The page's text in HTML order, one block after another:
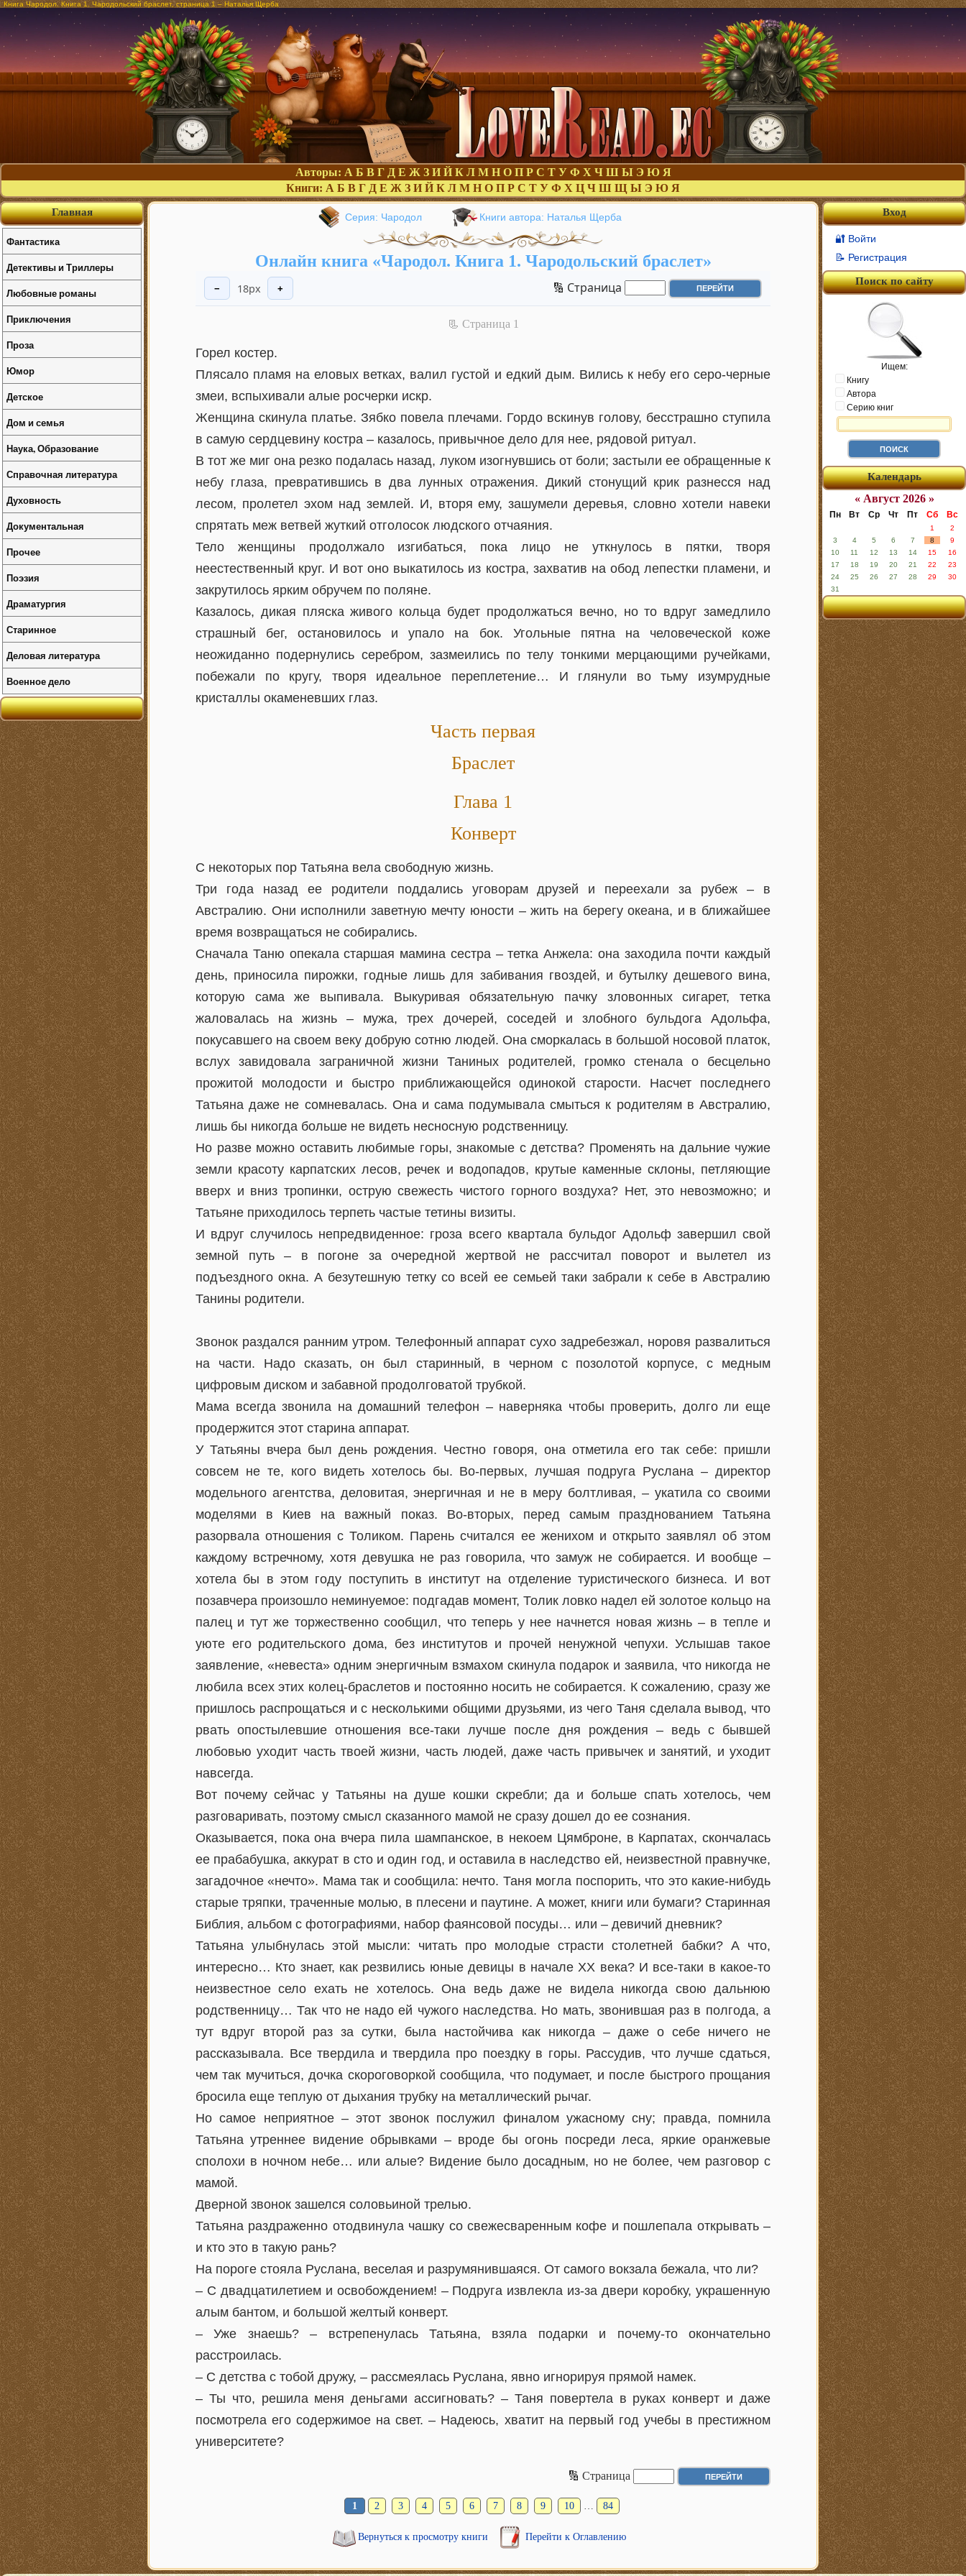
Книга Чародол. Книга 1. Чародольский браслет, страница 1 – Наталья Щерба
Авторы: А Б В Г Д Е Ж З И Й К Л М Н О П Р С Т У Ф Х Ч Ш Ы Э Ю Я
Книги: А Б В Г Д Е Ж З И Й К Л М Н О П Р С Т У Ф Х Ц Ч Ш Щ Ы Э Ю Я
Серия: Чародол Книги автора: Наталья Щерба
Онлайн книга «Чародол. Книга 1. Чародольский браслет»
− 18px + 🔢 Страница
📃 Cтраница 1
Горел костер.
Плясало пламя на еловых ветках, валил густой и едкий дым. Вились к небу его серо-черные
змеи, вспыхивали алые росчерки искр.
Женщина скинула платье. Зябко повела плечами. Гордо вскинув голову, бесстрашно ступила
в самую сердцевину костра – казалось, привычное дело для нее, рядовой ритуал.
В тот же миг она резко подалась назад, луком изогнувшись от боли; застыли ее обращенные к
небу глаза, превратившись в два лунных отражения. Дикий стонущий крик разнесся над
лесом, пролетел эхом над землей. И, вторя ему, зашумели деревья, словно хотели навеки
спрятать меж ветвей жуткий отголосок людского отчаяния.
Тело женщины продолжало изгибаться, пока лицо не уткнулось в пятки, творя
неестественный круг. И вот оно выкатилось из костра, захватив на обод лепестки пламени, и
закрутилось ярким обручем по поляне.
Казалось, дикая пляска живого кольца будет продолжаться вечно, но то вдруг замедлило
страшный бег, остановилось и упало на бок. Угольные пятна на человеческой коже
неожиданно подернулись серебром, зазмеились по телу тонкими мерцающими ручейками,
побежали по кругу, творя идеальное переплетение… И глянули во тьму изумрудные
кристаллы окаменевших глаз.
Часть первая
Браслет
Глава 1
Конверт
С некоторых пор Татьяна вела свободную жизнь.
Три года назад ее родители поддались уговорам друзей и переехали за рубеж – в
Австралию. Они исполнили заветную мечту юности – жить на берегу океана, и в ближайшее
время возвращаться не собирались.
Сначала Таню опекала старшая мамина сестра – тетка Анжела: она заходила почти каждый
день, приносила пирожки, годные лишь для забивания гвоздей, и бутылку дешевого вина,
которую сама же выпивала. Выкуривая обязательную пачку зловонных сигарет, тетка
жаловалась на жизнь – мужа, трех дочерей, соседей и злобного бульдога Адольфа,
покусавшего на своем веку добрую сотню людей. Она сморкалась в большой носовой платок,
вслух завидовала заграничной жизни Таниных родителей, громко стенала о бесцельно
прожитой молодости и быстро приближающейся одинокой старости. Насчет последнего
Татьяна даже не сомневалась. Она и сама подумывала смыться к родителям в Австралию,
лишь бы никогда больше не видеть несносную родственницу.
Но разве можно оставить любимые горы, знакомые с детства? Променять на дальние чужие
земли красоту карпатских лесов, речек и водопадов, крутые каменные склоны, петляющие
вверх и вниз тропинки, острую свежесть чистого горного воздуха? Нет, это невозможно; и
Татьяне приходилось терпеть частые тетины визиты.
И вдруг случилось непредвиденное: гроза всего квартала бульдог Адольф завершил свой
земной путь – в погоне за очередной жертвой не рассчитал поворот и вылетел из
подъездного окна. А безутешную тетку со всей ее семьей таки забрали к себе в Австралию
Танины родители.
Звонок раздался ранним утром. Телефонный аппарат сухо задребезжал, норовя развалиться
на части. Надо сказать, он был старинный, в черном с позолотой корпусе, с медным
цифровым диском и забавной продолговатой трубкой.
Мама всегда звонила на домашний телефон – наверняка чтобы проверить, долго ли еще
продержится этот старина аппарат.
У Татьяны вчера был день рождения. Честно говоря, она отметила его так себе: пришли
совсем не те, кого видеть хотелось бы. Во-первых, лучшая подруга Руслана – директор
модельного агентства, деловитая, энергичная и не в меру болтливая, – укатила со своими
моделями в Киев на важный показ. Во-вторых, перед самым празднованием Татьяна
разорвала отношения с Толиком. Парень считался ее женихом и открыто заявлял об этом
каждому встречному, хотя девушка не раз говорила, что замуж не собирается. И вообще –
хотела бы в этом году поступить в институт на отделение туристического бизнеса. И вот
позавчера произошло неминуемое: подгадав момент, Толик ловко надел ей золотое кольцо на
палец и тут же торжественно сообщил, что теперь у нее начнется новая жизнь – в тепле и
уюте его родительского дома, без институтов и прочей ненужной чепухи. Услышав такое
заявление, «невеста» одним энергичным взмахом скинула подарок и заявила, что никогда не
любила всех этих колец-браслетов и постоянно носить не собирается. К сожалению, сразу же
пришлось распрощаться и с несколькими общими друзьями, из чего Таня сделала вывод, что
рвать опостылевшие отношения все-таки лучше после дня рождения – ведь с бывшей
любовью уходит часть твоей жизни, часть людей, даже часть привычек и занятий, и уходит
навсегда.
Вот почему сейчас у Татьяны на душе кошки скребли; да и больше спать хотелось, чем
разговаривать, поэтому смысл сказанного мамой не сразу дошел до ее сознания.
Оказывается, пока она вчера пила шампанское, в некоем Цямброне, в Карпатах, скончалась
ее прабабушка, аккурат в сто и один год, и оставила в наследство ей, неизвестной правнучке,
загадочное «нечто». Мама так и сообщила: нечто. Таня могла поспорить, что это какие-нибудь
старые тряпки, траченные молью, в плесени и паутине. А может, книги или бумаги? Старинная
Библия, альбом с фотографиями, набор фаянсовой посуды… или – девичий дневник?
Татьяна улыбнулась этой мысли: читать про молодые страсти столетней бабки? А что,
интересно… Кто знает, как резвились юные девицы в начале ХХ века? И все-таки в какое-то
неизвестное село ехать не хотелось. Она ведь даже не видела никогда свою дальнюю
родственницу… Так что не надо ей чужого наследства. Но мать, звонившая раз в полгода, а
тут вдруг второй раз за сутки, была настойчива как никогда – даже о себе ничего не
рассказывала. Все твердила и твердила про поездку в горы. Рассудив, что лучше сдаться,
чем так мучиться, дочка скороговоркой сообщила, что подумает, и после быстрого прощания
бросила еще теплую от дыхания трубку на металлический рычаг.
Но самое неприятное – этот звонок послужил финалом ужасному сну; правда, помнила
Татьяна утреннее видение обрывками – вроде бы огонь посреди леса, яркие оранжевые
сполохи в ночном небе… или алые? Видение было досадным, но не более, чем разговор с
мамой.
Дверной звонок зашелся соловьиной трелью.
Татьяна раздраженно отодвинула чашку со свежесваренным кофе и пошлепала открывать –
и кто это в такую рань?
На пороге стояла Руслана, веселая и разрумянившаяся. От самого вокзала бежала, что ли?
– С двадцатилетием и освобождением! – Подруга извлекла из-за двери коробку, украшенную
алым бантом, и большой желтый конверт.
– Уже знаешь? – встрепенулась Татьяна, взяла подарки и почему-то окончательно
расстроилась.
– С детства с тобой дружу, – рассмеялась Руслана, явно игнорируя прямой намек.
– Ты что, решила меня деньгами ассигновать? – Таня повертела в руках конверт и даже
посмотрела его содержимое на свет. – Надеюсь, хватит на первый год учебы в престижном
университете?
🔢 Страница
1 2 3 4 5 6 7 8 9 10 … 84
Вернуться к просмотру книги Перейти к Оглавлению
Вход
🔐 Войти
📝 Регистрация
Поиск по сайту
Ищем:
Книгу
Автора
Серию книг
Календарь
« Август 2026 »
Пн Вт Ср Чт Пт Сб Вс
1
2
3
4 5 6 7 8
9
10
11 12 13 14 15
16
17
18 19 20 21 22
23
24
25 26 27 28 29
30
31
Главная
Фантастика
Детективы и Триллеры
Любовные романы
Приключения
Проза
Юмор
Детское
Дом и семья
Наука, Образование
Справочная литература
Духовность
Документальная
Прочее
Поэзия
Драматургия
Старинное
Деловая литература
Военное дело